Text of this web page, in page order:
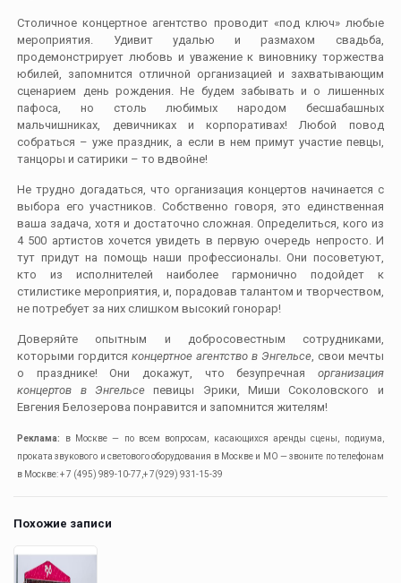
Столичное концертное агентство проводит «под ключ» любые
мероприятия. Удивит удалью и размахом свадьба,
продемонстрирует любовь и уважение к виновнику торжества
юбилей, запомнится отличной организацией и захватывающим
сценарием день рождения. Не будем забывать и о лишенных
пафоса, но столь любимых народом бесшабашных
мальчишниках, девичниках и корпоративах! Любой повод
собраться – уже праздник, а если в нем примут участие певцы,
танцоры и сатирики – то вдвойне!
Не трудно догадаться, что организация концертов начинается с
выбора его участников. Собственно говоря, это единственная
ваша задача, хотя и достаточно сложная. Определиться, кого из
4 500 артистов хочется увидеть в первую очередь непросто. И
тут придут на помощь наши профессионалы. Они посоветуют,
кто из исполнителей наиболее гармонично подойдет к
стилистике мероприятия, и, порадовав талантом и творчеством,
не потребует за них слишком высокий гонорар!
Доверяйте опытным и добросовестным сотрудниками,
которыми гордитсяконцертное агентство в Энгельсе, свои мечты
о празднике! Они докажут, что безупречная организация
концертов в Энгельсепевицы Эрики, Миши Соколовского и
Евгения Белозерова понравится и запомнится жителям!
Реклама:
в Москве — по всем вопросам, касающихся аренды сцены, подиума,
проката звукового и светового оборудования в Москве и МО — звоните по телефонам
в Москве: + 7 (495) 989-10-77,+ 7(929) 931-15-39
Похожие записи